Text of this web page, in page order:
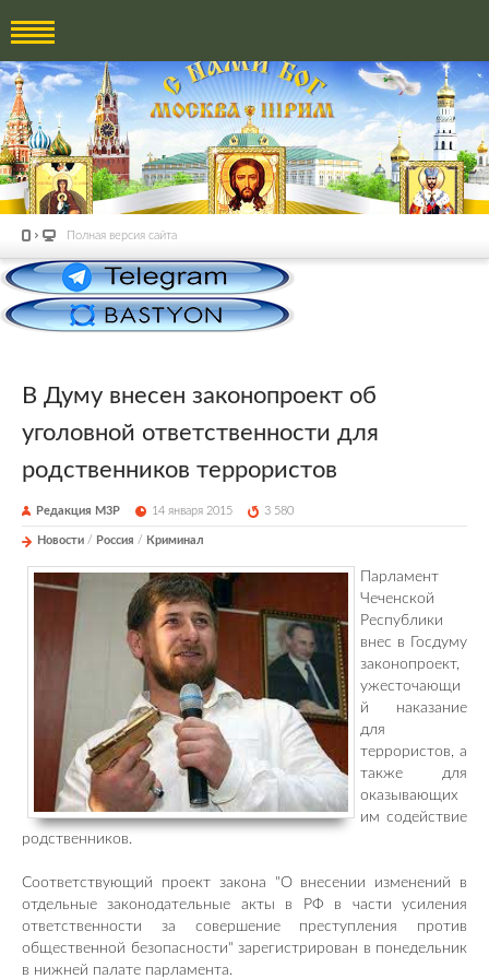
Полная версия сайта
В Думу внесен законопроект об
уголовной ответственности для
родственников террористов
Редакция М3Р 14 января 2015 3 580
Новости / Россия / Криминал
Парламент
Чеченской
Республики
внес в Госдуму
законопроект,
ужесточающи
й наказание
для
террористов, а
также для
оказывающих
им содействие
родственников.
Соответствующий проект закона "О внесении изменений в
отдельные законодательные акты в РФ в части усиления
ответственности за совершение преступления против
общественной безопасности" зарегистрирован в понедельник
в нижней палате парламента.